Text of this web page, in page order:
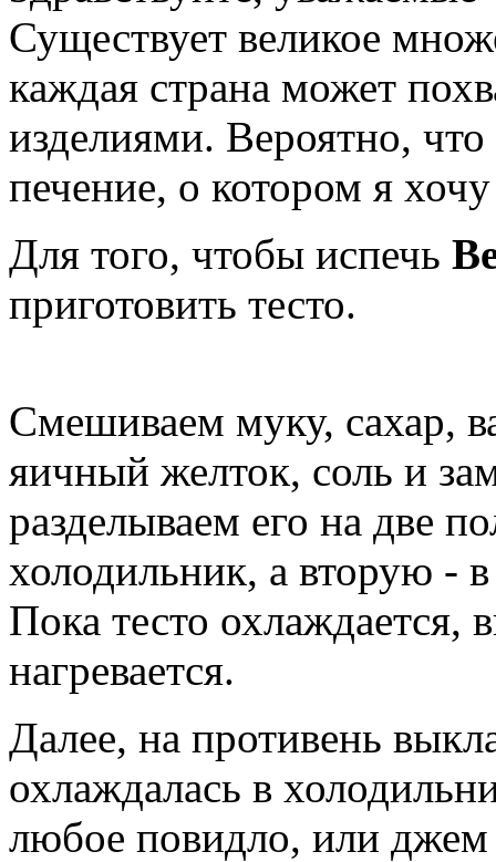
Существует великое
каждая страна может
изделиями. Вероятно,
печение, о котором я
Для того, чтобы испечь
приготовить тесто.
Смешиваем муку, сахар,
яичный желток, соль и
разделываем его на две
холодильник, а вторую -
Пока тесто охлаждается,
нагревается.
Далее, на противень
охлаждалась в
любое повидло, или